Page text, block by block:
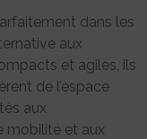
dans les
aux
et agiles, ils
de l’espace
aux
mobilité et aux